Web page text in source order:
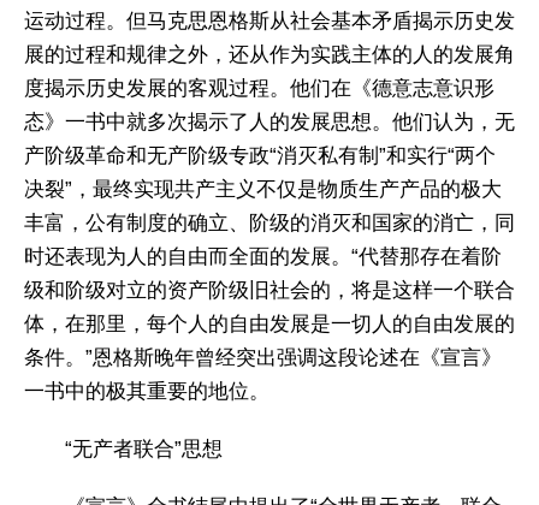
运动过程。但马克思恩格斯从社会基本矛盾揭示历史发
展的过程和规律之外，还从作为实践主体的人的发展角
度揭示历史发展的客观过程。他们在《德意志意识形
态》一书中就多次揭示了人的发展思想。他们认为，无
产阶级革命和无产阶级专政“消灭私有制”和实行“两个
决裂”，最终实现共产主义不仅是物质生产产品的极大
丰富，公有制度的确立、阶级的消灭和国家的消亡，同
时还表现为人的自由而全面的发展。“代替那存在着阶
级和阶级对立的资产阶级旧社会的，将是这样一个联合
体，在那里，每个人的自由发展是一切人的自由发展的
条件。”恩格斯晚年曾经突出强调这段论述在《宣言》
一书中的极其重要的地位。
“无产者联合”思想